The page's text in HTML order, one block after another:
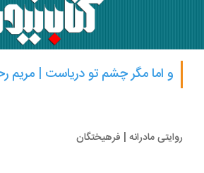
و اما مگر چشم تو دریاست | مریم رحمانی
مادرانه | فرهیختگان